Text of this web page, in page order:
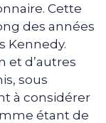
Cette
des années
Kennedy.
et d’autres
sous
à considérer
étant de